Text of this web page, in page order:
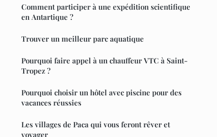
Comment participer à une expédition scientifique
en Antartique ?
Trouver un meilleur parc aquatique
Pourquoi faire appel à un chauffeur VTC à Saint-
Tropez ?
Pourquoi choisir un hôtel avec piscine pour des
vacances réussies
Les villages de Paca qui vous feront rêver et
voyager